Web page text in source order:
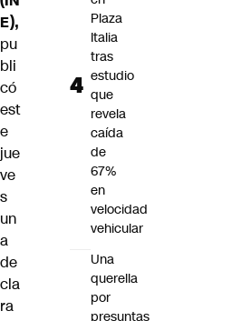
E),
pu
bli
có
est
e
jue
ve
s
un
a
de
cla
ra
Plaza
Italia
tras
estudio
que
revela
caída
de
67%
en
velocidad
vehicular
Una
querella
por
presuntas